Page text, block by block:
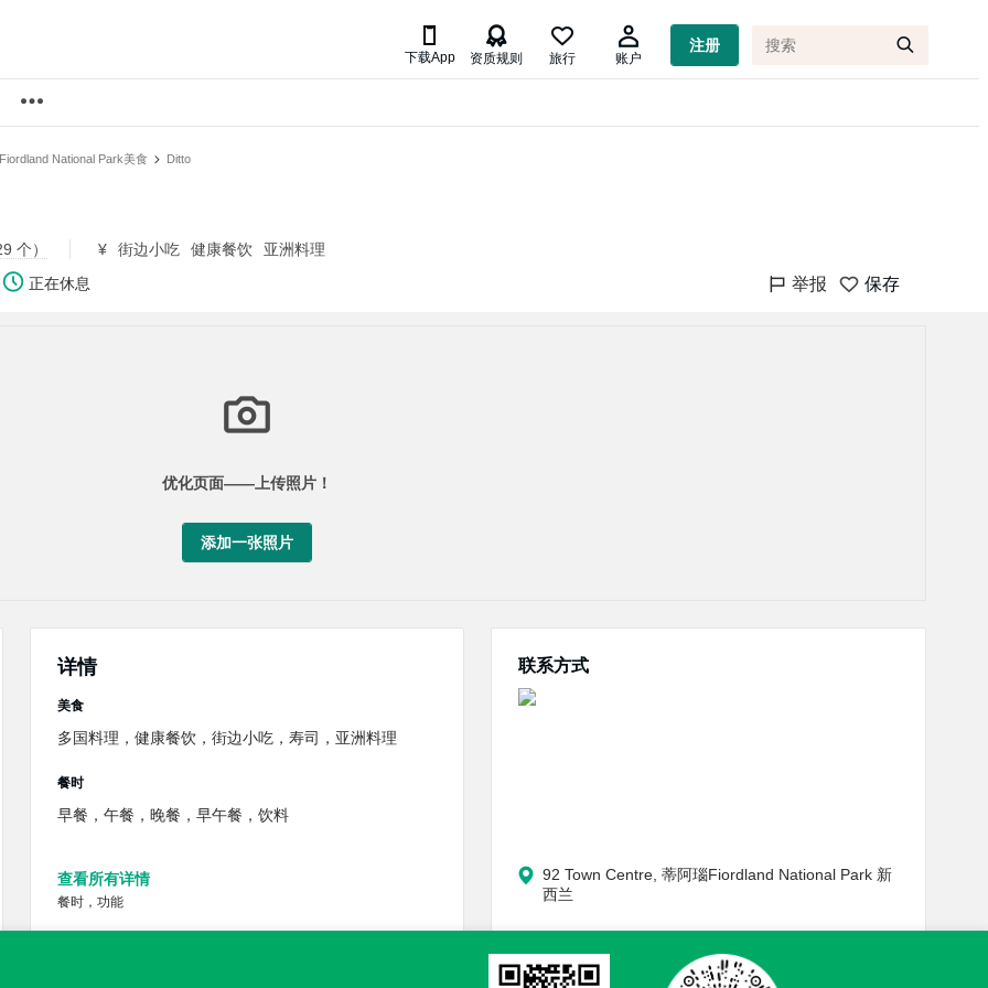

下载App

资质规则 旅行 账户
注册
Fiordland National Park美食 Ditto
个） ¥ 街边小吃 健康餐饮 亚洲料理
举报 保存
正在休息
优化页面——上传照片！
添加一张照片
详情
美食
多国料理，健康餐饮，街边小吃，寿司，亚洲料理
餐时
早餐，午餐，晚餐，早午餐，饮料
查看所有详情
餐时，功能
联系方式
92 Town Centre, 蒂阿瑙Fiordland National Park 新
西兰